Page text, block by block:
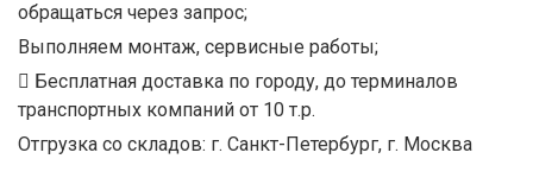
обращаться через запрос;
Выполняем монтаж, сервисные работы;
Бесплатная доставка по городу, до терминалов
транспортных компаний от 10 т.р.
Отгрузка со складов: г. Санкт-Петербург, г. Москва